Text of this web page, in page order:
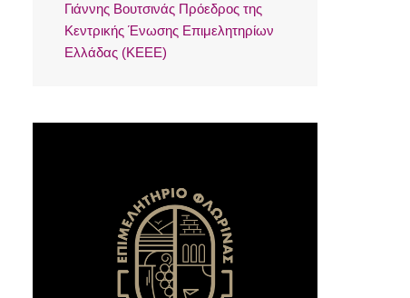
Γιάννης Βουτσινάς Πρόεδρος της
Κεντρικής Ένωσης Επιμελητηρίων
Ελλάδας (ΚΕΕΕ)